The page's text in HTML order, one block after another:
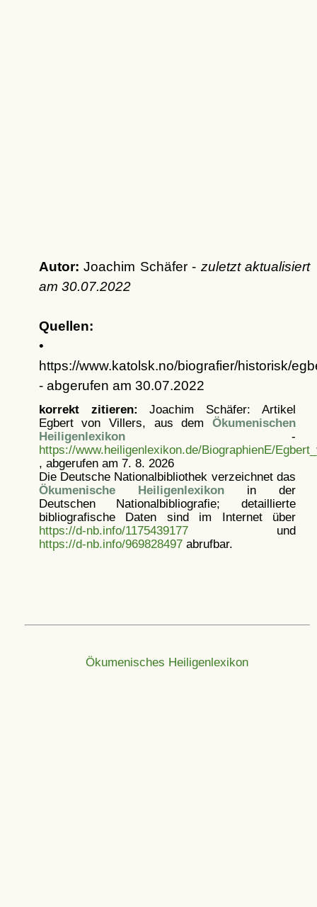
Autor: Joachim Schäfer - zuletzt aktualisiert
am 30.07.2022
Quellen:
•
https://www.katolsk.no/biografier/historisk/
- abgerufen am 30.07.2022
korrekt zitieren: Joachim Schäfer: Artikel
Egbert von Villers, aus dem Ökumenischen
Heiligenlexikon-
https://www.heiligenlexikon.de/BiographienE/
, abgerufen am 7. 8. 2026
Die Deutsche Nationalbibliothek verzeichnet das
Ökumenische Heiligenlexikonin der
Deutschen Nationalbibliografie; detaillierte
bibliografische Daten sind im Internet über
https://d-nb.info/1175439177und
https://d-nb.info/969828497abrufbar.
Ökumenisches Heiligenlexikon